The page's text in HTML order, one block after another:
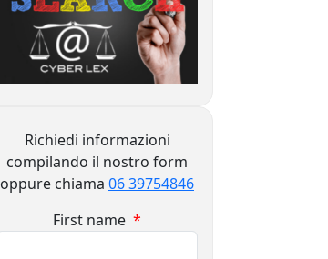
Richiedi informazioni
compilando il nostro form
oppure chiama 06 39754846
First name *